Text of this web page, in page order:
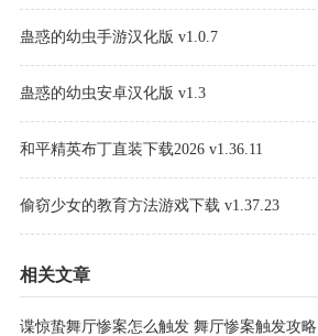
蛊惑的幼虫手游汉化版 v1.0.7
蛊惑的幼虫安卓汉化版 v1.3
和平精英布丁直装下载2026 v1.36.11
偷窃少女的教育方法游戏下载 v1.37.23
相关文章
谍惊蛰舞厅惨案怎么触发 舞厅惨案触发攻略